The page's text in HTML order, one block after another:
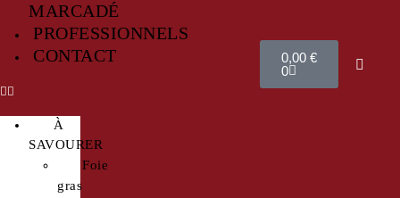
MARCADÉ
PROFESSIONNELS
CONTACT
À
SAVOURER
Foie
gras
0,00€
0